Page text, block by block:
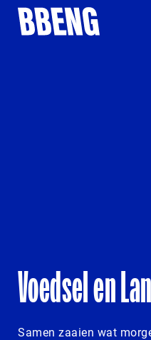
Voedsel en
Samen zaaien wat